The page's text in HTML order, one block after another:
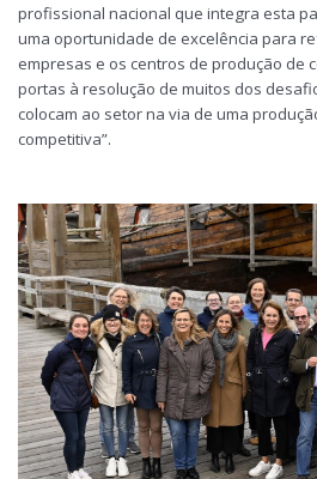
profissional nacional que integra esta
uma oportunidade de excelência para
empresas e os centros de produção de
portas à resolução de muitos dos
colocam ao setor na via de uma
competitiva”.